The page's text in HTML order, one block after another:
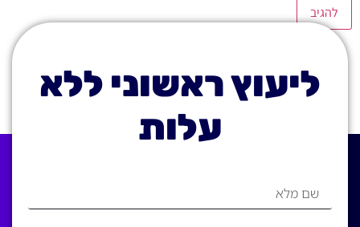
ליעוץ ראשוני ללא
עלות